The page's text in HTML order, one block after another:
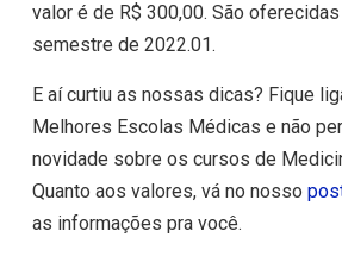
valor é de R$ 300,00. São
semestre de 2022.01.
E aí curtiu as nossas dicas? Fique
Melhores Escolas Médicas e não
novidade sobre os cursos de
Quanto aos valores, vá no nosso
as informações pra você.